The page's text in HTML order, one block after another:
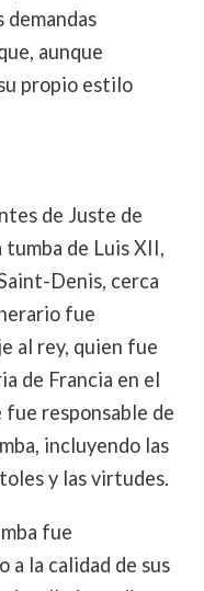
aunque
propio estilo
de Juste de
de Luis XII,
Denis, cerca
fue
al rey, quien fue
de Francia en el
responsable de
incluyendo las
y las virtudes.
fue
a la calidad de sus